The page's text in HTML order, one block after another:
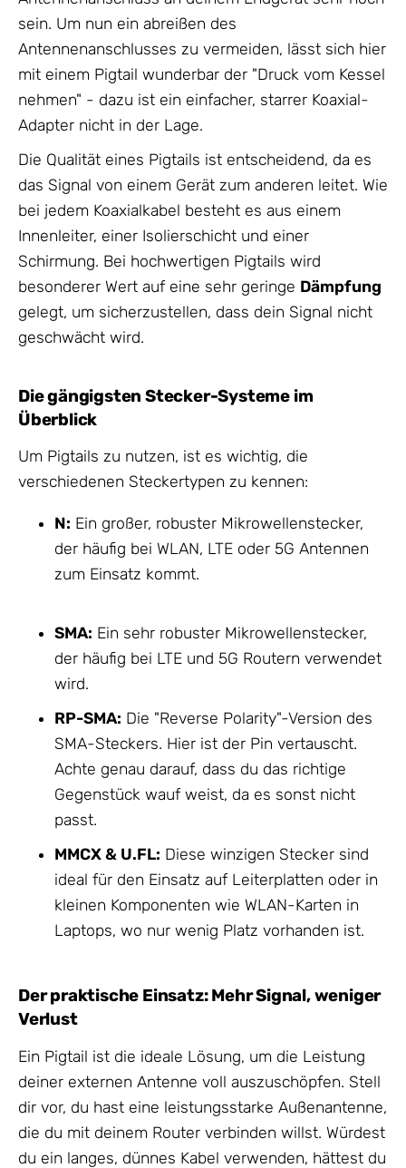
sein. Um nun ein abreißen des
Antennenanschlusses zu vermeiden, lässt sich hier
mit einem Pigtail wunderbar der "Druck vom Kessel
nehmen" - dazu ist ein einfacher, starrer Koaxial-
Adapter nicht in der Lage.
Die Qualität eines Pigtails ist entscheidend, da es
das Signal von einem Gerät zum anderen leitet. Wie
bei jedem Koaxialkabel besteht es aus einem
Innenleiter, einer Isolierschicht und einer
Schirmung. Bei hochwertigen Pigtails wird
besonderer Wert auf eine sehr geringe Dämpfung
gelegt, um sicherzustellen, dass dein Signal nicht
geschwächt wird.
Die gängigsten Stecker-Systeme im
Überblick
Um Pigtails zu nutzen, ist es wichtig, die
verschiedenen Steckertypen zu kennen:
N: Ein großer, robuster Mikrowellenstecker,
der häufig bei WLAN, LTE oder 5G Antennen
zum Einsatz kommt.
SMA: Ein sehr robuster Mikrowellenstecker,
der häufig bei LTE und 5G Routern verwendet
wird.
RP-SMA: Die "Reverse Polarity"-Version des
SMA-Steckers. Hier ist der Pin vertauscht.
Achte genau darauf, dass du das richtige
Gegenstück wauf weist, da es sonst nicht
passt.
MMCX & U.FL: Diese winzigen Stecker sind
ideal für den Einsatz auf Leiterplatten oder in
kleinen Komponenten wie WLAN-Karten in
Laptops, wo nur wenig Platz vorhanden ist.
Der praktische Einsatz: Mehr Signal, weniger
Verlust
Ein Pigtail ist die ideale Lösung, um die Leistung
deiner externen Antenne voll auszuschöpfen. Stell
dir vor, du hast eine leistungsstarke Außenantenne,
die du mit deinem Router verbinden willst. Würdest
du ein langes, dünnes Kabel verwenden, hättest du